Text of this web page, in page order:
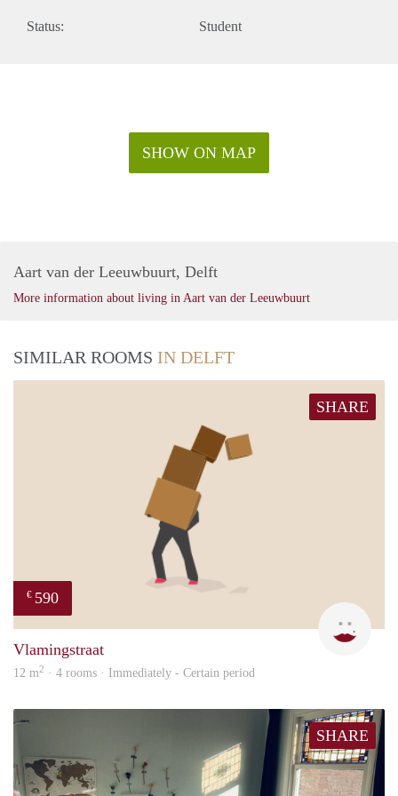
Status: Student
SHOW ON MAP
Aart van der Leeuwbuurt, Delft
More information about living in Aart van der Leeuwbuurt
SIMILAR ROOMS IN DELFT
SHARE
€ 590
Vlamingstraat
12 m2 · 4 rooms · Immediately - Certain period
SHARE